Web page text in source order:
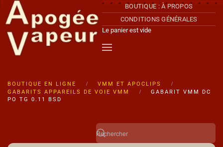
Accéder au contenu principal
BOUTIQUE : À PROPOS
CONDITIONS GÉNÉRALES
Le panier est vide
BOUTIQUE EN LIGNE
VMM ET APOCLIPS
GABARITS APPAREILS DE VOIE VMM
GABARIT VMM DC
PO TG 0.11 BSD